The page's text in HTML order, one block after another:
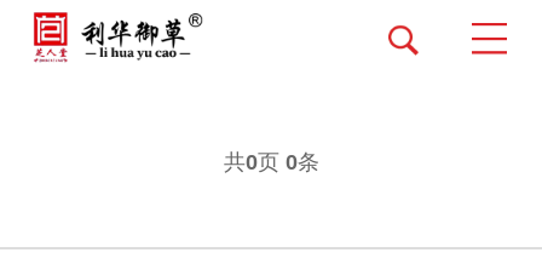
共0页 0条